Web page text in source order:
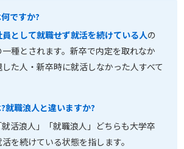
ですか?
として就職せず就活を続けている人の
種とされます。新卒で内定を取れなか
た人・新卒時に就活しなかった人すべて
就職浪人と違いますか?
活浪人」「就職浪人」どちらも大学卒
を続けている状態を指します。